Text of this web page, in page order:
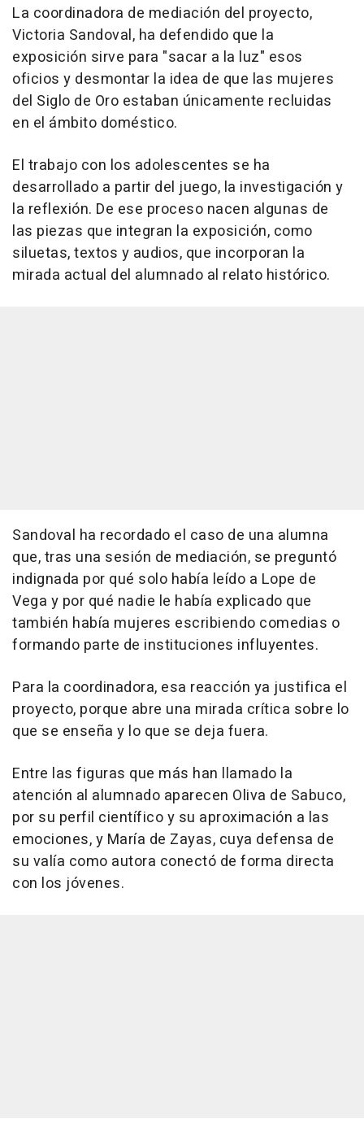
La coordinadora de mediación del proyecto,
Victoria Sandoval, ha defendido que la
exposición sirve para "sacar a la luz" esos
oficios y desmontar la idea de que las mujeres
del Siglo de Oro estaban únicamente recluidas
en el ámbito doméstico.
El trabajo con los adolescentes se ha
desarrollado a partir del juego, la investigación y
la reflexión. De ese proceso nacen algunas de
las piezas que integran la exposición, como
siluetas, textos y audios, que incorporan la
mirada actual del alumnado al relato histórico.
Sandoval ha recordado el caso de una alumna
que, tras una sesión de mediación, se preguntó
indignada por qué solo había leído a Lope de
Vega y por qué nadie le había explicado que
también había mujeres escribiendo comedias o
formando parte de instituciones influyentes.
Para la coordinadora, esa reacción ya justifica el
proyecto, porque abre una mirada crítica sobre lo
que se enseña y lo que se deja fuera.
Entre las figuras que más han llamado la
atención al alumnado aparecen Oliva de Sabuco,
por su perfil científico y su aproximación a las
emociones, y María de Zayas, cuya defensa de
su valía como autora conectó de forma directa
con los jóvenes.